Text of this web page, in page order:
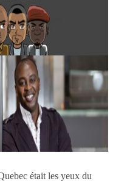
était les yeux du